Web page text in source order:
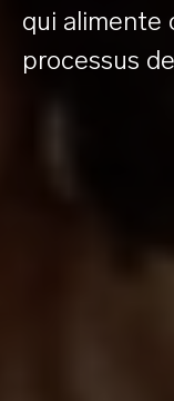
qui alimente
processus